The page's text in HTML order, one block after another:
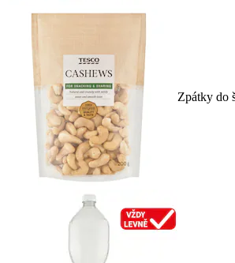
Zpátky do